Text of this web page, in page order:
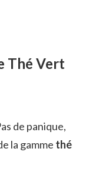
Thé Vert
de panique,
la gamme thé